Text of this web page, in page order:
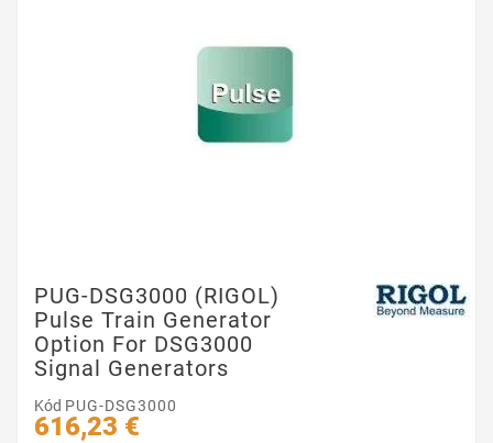
PUG-DSG3000 (RIGOL)
Pulse Train Generator
Option For DSG3000
Signal Generators
Kód PUG-DSG3000
616,23 €